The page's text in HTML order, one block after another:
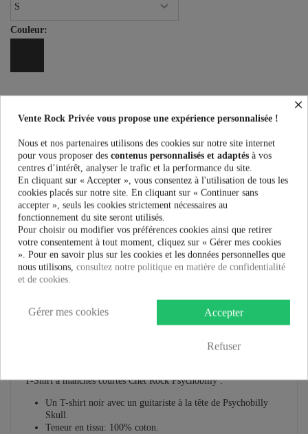
Couleur:
Plus que 100,00 €et la livraison est offerte !
Guide des tailles
Fiche technique
T-Shirt à manches courtes Chet Rock Psychobilly :
Un T-shirt noir avec un guitariste à la tête de Psychobilly
Skull.
Teneur en tissu: 100% coton.
×
Vente Rock Privée vous propose une expérience personnalisée !
Nous et nos partenaires utilisons des cookies sur notre site internet
pour vous proposer des contenus personnalisés et adaptés à vos
centres d’intérêt, analyser le trafic et la performance du site.
En cliquant sur « Accepter », vous consentez à l'utilisation de tous les
cookies placés sur notre site. En cliquant sur « Continuer sans
accepter », seuls les cookies strictement nécessaires au
fonctionnement du site seront utilisés.
Pour choisir ou modifier vos préférences cookies ainsi que retirer
votre consentement à tout moment, cliquez sur « Gérer mes cookies
». Pour en savoir plus sur les cookies et les données personnelles que
nous utilisons, consultez notre politique en matière de confidentialité
et de cookies.
Accepter
Refuser
Gérer mes cookies